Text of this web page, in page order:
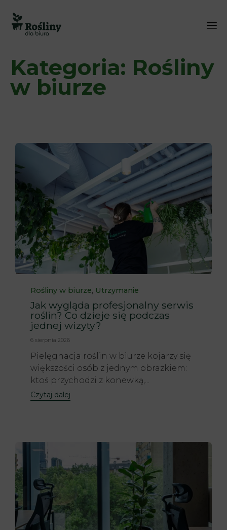
Kategoria: Rośliny
w biurze
Category
Rośliny w biurze, Utrzymanie
Jak wygląda profesjonalny serwis
roślin? Co dzieje się podczas
jednej wizyty?
6 sierpnia 2026
Pielęgnacja roślin w biurze kojarzy się
większości osób z jednym obrazkiem:
ktoś przychodzi z konewką,...
Czytaj dalej